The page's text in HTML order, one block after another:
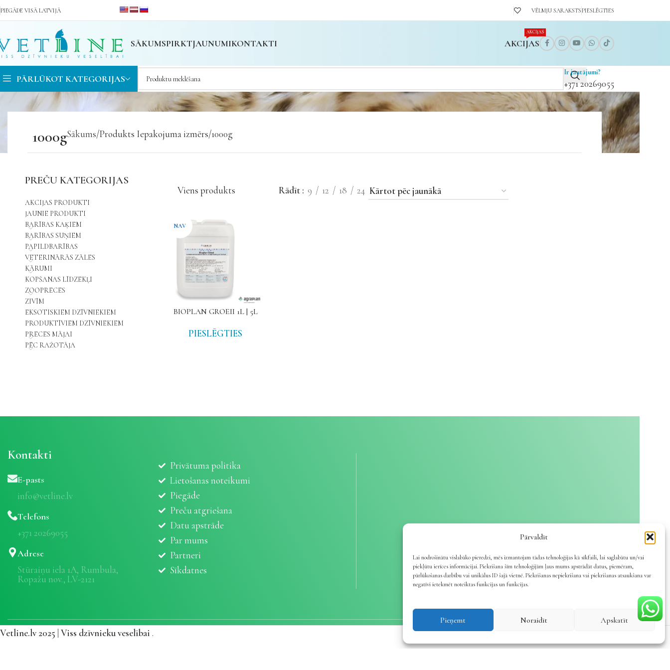
Pārvaldīt
Lai nodrošinātu vislabāko pieredzi, mēs izmantojam tādas tehnoloģijas kā sīkfaili, lai saglabātu un/vai
piekļūtu ierīces informācijai. Piekrišana šīm tehnoloģijām ļaus mums apstrādāt datus, piemēram,
pārlūkošanas darbību vai unikālus ID šajā vietnē. Piekrišanas nepiekrišana vai piekrišanas atsaukšana var
negatīvi ietekmēt noteiktas funkcijas un funkcijas.
Pieņemt Noraidīt Apskatīt
PIEGĀDE VISĀ LATVIJĀ VĒLMJU SARAKSTSPIESLĒGTIES
SĀKUMSPIRKTJAUNUMIKONTAKTI AKCIJAS
AKCIJAS
PĀRLŪKOT KATEGORIJAS
Ir jautājumi?
+371 20269055
1000gSākums Produkts Iepakojuma izmērs 1000g
PREČU KATEGORIJAS
AKCIJAS PRODUKTI
JAUNIE PRODUKTI
BARĪBAS KAĶIEM
BARĪBAS SUŅIEM
PAPILDBARĪBAS
VETERINĀRĀS ZĀLES
KĀRUMI
KOPŠANAS LĪDZEKĻI
ZOOPRECES
ZIVĪM
EKSOTISKIEM DZĪVNIEKIEM
PRODUKTĪVIEM DZĪVNIEKIEM
PRECES MĀJAI
PĒC RAŽOTĀJA
Viens produkts Rādīt 9 12 18 24
NAV
BIOPLAN GROEII 1L | 5L
PIESLĒGTIES
Kontakti
E-pasts
info@vetline.lv
Telefons
+371 20269055
Adrese
Stūraiņu iela 1A, Rumbula,
Ropažu nov., LV-2121
Privātuma politika
Lietošanas noteikumi
Piegāde
Preču atgriešana
Datu apstrāde
Par mums
Partneri
Sīkdatnes
Vetline.lv 2025 | Viss dzīvnieku veselībai .